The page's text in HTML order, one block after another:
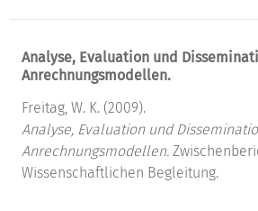
Analyse, Evaluation und
Anrechnungsmodellen.
Freitag, W. K. (2009).
Analyse, Evaluation und
Anrechnungsmodellen.
Wissenschaftlichen Begleitung.